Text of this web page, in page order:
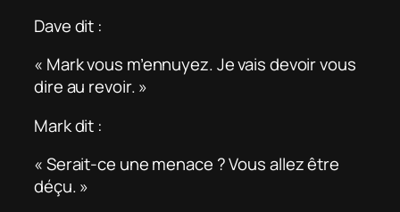
Dave dit :
« Mark vous m’ennuyez. Je vais devoir vous
dire au revoir. »
Mark dit :
« Serait-ce une menace ? Vous allez être
déçu. »